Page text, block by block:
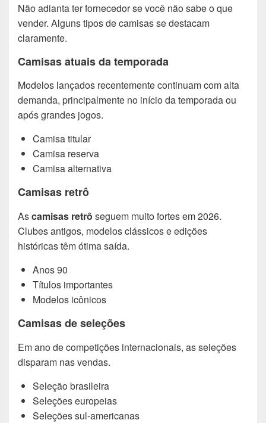
Não adianta ter fornecedor se você não sabe o que
vender. Alguns tipos de camisas se destacam
claramente.
Camisas atuais da temporada
Modelos lançados recentemente continuam com alta
demanda, principalmente no início da temporada ou
após grandes jogos.
Camisa titular
Camisa reserva
Camisa alternativa
Camisas retrô
Ascamisas retrô seguem muito fortes em 2026.
Clubes antigos, modelos clássicos e edições
históricas têm ótima saída.
Anos 90
Títulos importantes
Modelos icônicos
Camisas de seleções
Em ano de competições internacionais, as seleções
disparam nas vendas.
Seleção brasileira
Seleções europeias
Seleções sul-americanas